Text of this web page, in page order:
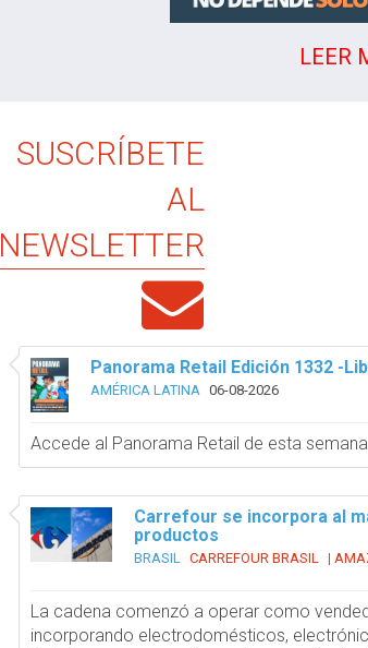
LEER
SUSCRÍBETE
AL
NEWSLETTER
Panorama Retail Edición 1332 -
AMÉRICA LATINA 06-08-2026
Accede al Panorama Retail de esta
Carrefour se incorpora al
productos
BRASIL CARREFOUR BRASIL
La cadena comenzó a operar como
incorporando electrodomésticos,